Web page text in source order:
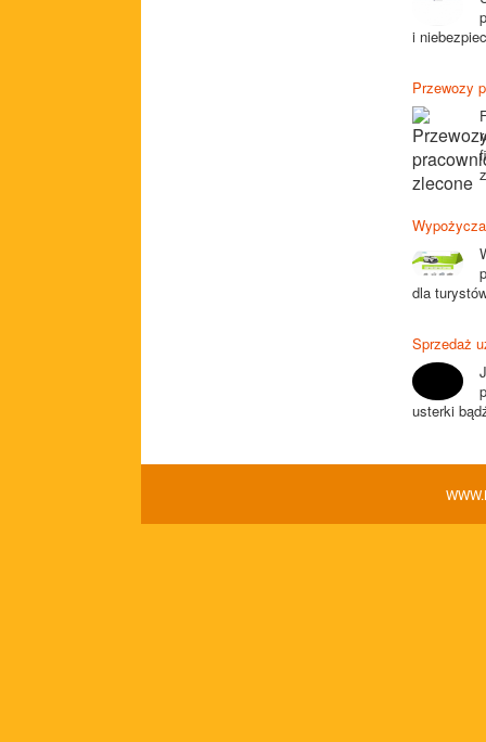
i
Przewozy
dla
Sprzedaż
usterki